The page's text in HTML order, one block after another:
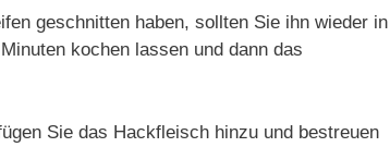
geschnitten haben, sollten Sie ihn wieder in
kochen lassen und dann das
Sie das Hackfleisch hinzu und bestreuen